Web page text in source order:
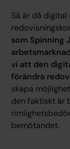
Så är då
som Spinning
vi att den
förändra
skapa
den faktiskt är
bemötandet.